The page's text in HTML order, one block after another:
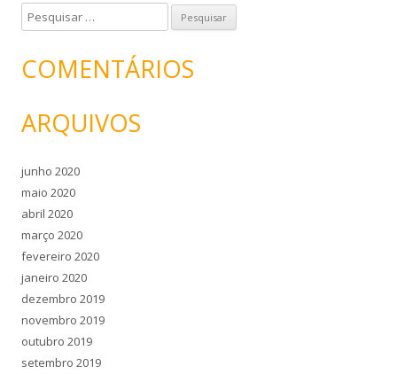
e
q
r
COMENTÁRIOS
ARQUIVOS
junho 2020
maio 2020
abril 2020
março 2020
fevereiro 2020
janeiro 2020
dezembro 2019
novembro 2019
outubro 2019
setembro 2019